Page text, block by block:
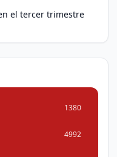
el tercer trimestre
1380
4992